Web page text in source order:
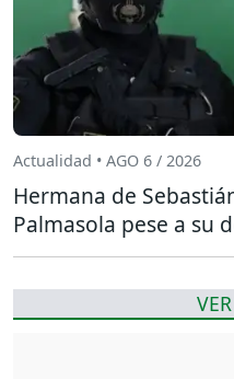
Actualidad • AGO 6 / 2026
Hermana de
Palmasola pese a su